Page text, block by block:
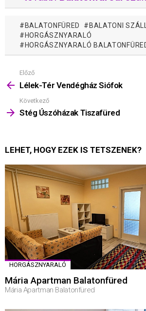
BALATONFÜRED
BALATONI
HORGÁSZNYARALÓ
HORGÁSZNYARALÓ
Mutass
többet
Előző
Lélek-Tér Vendégház Siófok
Következő
Stég Úszóházak Tiszafüred
LEHET, HOGY EZEK IS TETSZENEK?
HORGÁSZNYARALÓ
Mária Apartman Balatonfüred
Mária Apartman Balatonfüred